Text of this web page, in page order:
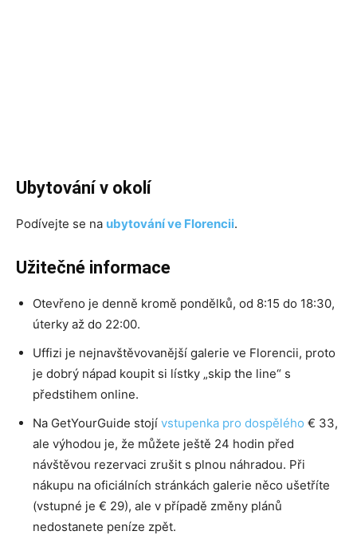
Ubytování v okolí
Podívejte se na ubytování ve Florencii.
Užitečné informace
Otevřeno je denně kromě pondělků, od 8:15 do 18:30,
úterky až do 22:00.
Uffizi je nejnavštěvovanější galerie ve Florencii, proto
je dobrý nápad koupit si lístky „skip the line“ s
předstihem online.
Na GetYourGuide stojí vstupenka pro dospělého € 33,
ale výhodou je, že můžete ještě 24 hodin před
návštěvou rezervaci zrušit s plnou náhradou. Při
nákupu na oficiálních stránkách galerie něco ušetříte
(vstupné je € 29), ale v případě změny plánů
nedostanete peníze zpět.